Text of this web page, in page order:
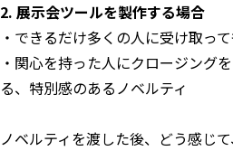
2. 展示会ツールを製作する場合
・できるだけ多くの人に受け取
・関心を持った人にクロージン
る、特別感のあるノベルティ
ノベルティを渡した後、どう感じ